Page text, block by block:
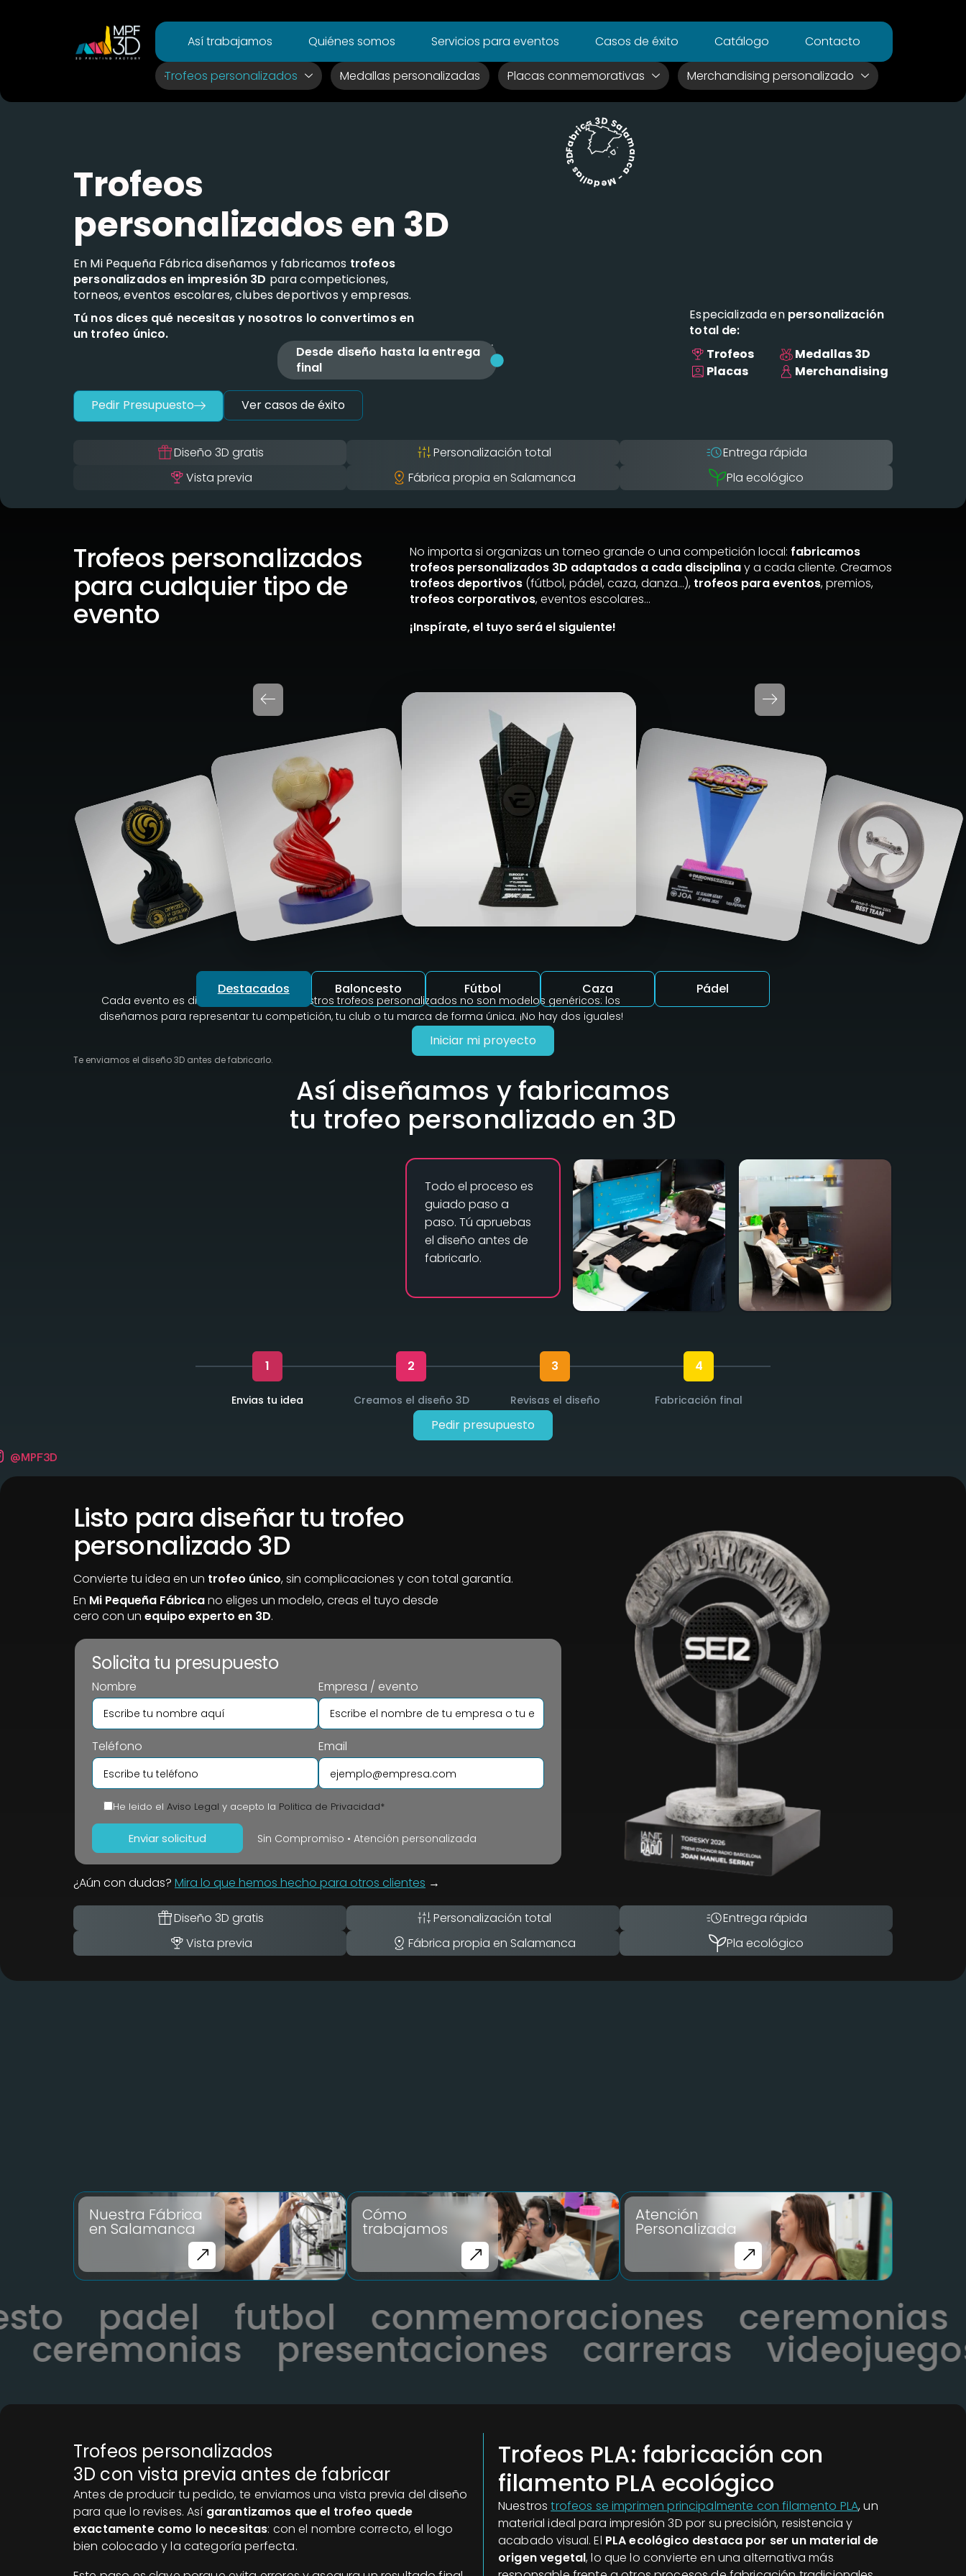
Así trabajamos Quiénes somos Servicios para eventos Casos de éxito Catálogo Contacto
Trofeos personalizados Medallas personalizadas Placas conmemorativas Merchandising personalizado
Trofeos
personalizados en 3D
En Mi Pequeña Fábrica diseñamos y fabricamos trofeos
personalizados en impresión 3D para competiciones,
torneos, eventos escolares, clubes deportivos y empresas.
Tú nos dices qué necesitas y nosotros lo convertimos en
un trofeo único.
Desde diseño hasta la entrega
final
Pedir Presupuesto Ver casos de éxito
Fabrica 3D Salamanca - Medallas 3D -
Especializada en personalización
total de:
Trofeos
Medallas 3D
Placas
Merchandising
Diseño 3D gratis Personalización total
Entrega rápida
Vista previa
Fábrica propia en Salamanca Pla ecológico
Trofeos personalizados
para cualquier tipo de
evento
No importa si organizas un torneo grande o una competición local: fabricamos
trofeos personalizados 3D adaptados a cada disciplinay a cada cliente. Creamos
trofeos deportivos (fútbol, pádel, caza, danza…), trofeos para eventos, premios,
trofeos corporativos, eventos escolares…
¡Inspírate, el tuyo será el siguiente!
Destacados Baloncesto Fútbol Caza Pádel
Cada evento es diferente, y por eso nuestros trofeos personalizados no son modelos genéricos: los
diseñamos para representar tu competición, tu club o tu marca de forma única. ¡No hay dos iguales!
Iniciar mi proyecto
Te enviamos el diseño 3D antes de fabricarlo.
Así diseñamos y fabricamos
tu trofeo personalizado en 3D
Todo el proceso es
guiado paso a
paso. Tú apruebas
el diseño antes de
fabricarlo.
1
Envias tu idea
2
Creamos el diseño 3D
3
Revisas el diseño
4
Fabricación final
Pedir presupuesto
Listo para diseñar tu trofeo
personalizado 3D
Convierte tu idea en un trofeo único, sin complicaciones y con total garantía.
En Mi Pequeña Fábricano eliges un modelo, creas el tuyo desde
cero con un equipo experto en 3D.
Solicita tu presupuesto
Nombre Empresa / evento
Teléfono Email
He leido el Aviso Legal y acepto la Politica de Privacidad*
Sin Compromiso • Atención personalizada
¿Aún con dudas? Mira lo que hemos hecho para otros clientes →
Diseño 3D gratis Personalización total
Entrega rápida
Vista previa
Fábrica propia en Salamanca Pla ecológico
Nuestra Fábrica
en Salamanca
Cómo
trabajamos
Atención
Personalizada
conmemoraciones
padel futbol
presentaciones carreras videojuegos
Trofeos personalizados
3D con vista previa antes de fabricar
Antes de producir tu pedido, te enviamos una vista previa del diseño
para que lo revises. Así garantizamos que el trofeo quede
exactamente como lo necesitas: con el nombre correcto, el logo
bien colocado y la categoría perfecta.
Trofeos PLA: fabricación con
filamento PLA ecológico
Nuestrostrofeos se imprimen principalmente con filamento PLA, un
material ideal para impresión 3D por su precisión, resistencia y
acabado visual. El PLA ecológico destaca por ser un material de
origen vegetal, lo que lo convierte en una alternativa más
@MPF3D